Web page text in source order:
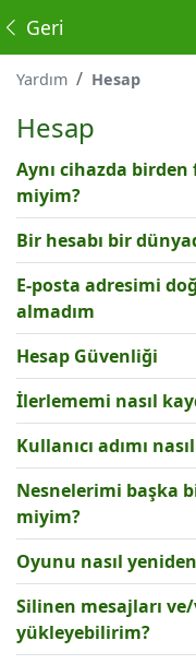
Geri
Yardım Hesap
Hesap
Aynı cihazda
miyim?
Bir hesabı bir
E-posta adresimi
almadım
Hesap Güvenliği
İlerlememi nasıl
Kullanıcı adımı
Nesnelerimi başka
miyim?
Oyunu nasıl
Silinen mesajları
yükleyebilirim?